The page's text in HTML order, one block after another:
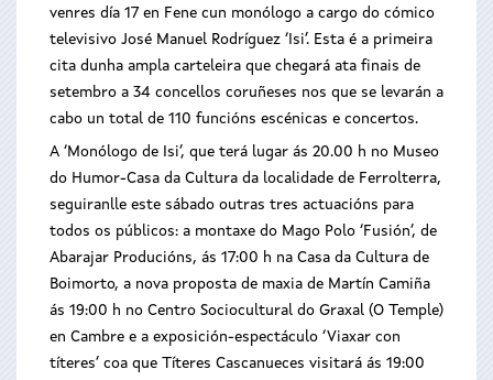
venres día 17 en Fene cun monólogo a cargo do cómico
televisivo José Manuel Rodríguez ‘Isi’. Esta é a primeira
cita dunha ampla carteleira que chegará ata finais de
setembro a 34 concellos coruñeses nos que se levarán a
cabo un total de 110 funcións escénicas e concertos.
A ‘Monólogo de Isi’, que terá lugar ás 20.00 h no Museo
do Humor-Casa da Cultura da localidade de Ferrolterra,
seguiranlle este sábado outras tres actuacións para
todos os públicos: a montaxe do Mago Polo ‘Fusión’, de
Abarajar Producións, ás 17:00 h na Casa da Cultura de
Boimorto, a nova proposta de maxia de Martín Camiña
ás 19:00 h no Centro Sociocultural do Graxal (O Temple)
en Cambre e a exposición-espectáculo ‘Viaxar con
títeres’ coa que Títeres Cascanueces visitará ás 19:00